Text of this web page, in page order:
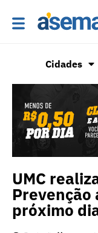
Cidades
UMC
Prevenção
próximo